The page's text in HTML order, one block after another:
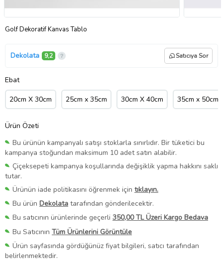
Golf Dekoratif Kanvas Tablo
Dekolata 9,2 Satıcıya Sor
Ebat
20cm X 30cm 25cm x 35cm 30cm X 40cm 35cm x 50cm
Ürün Özeti
Bu ürünün kampanyalı satışı stoklarla sınırlıdır. Bir tüketici bu
kampanya stoğundan maksimum 10 adet satın alabilir.
Çiçeksepeti kampanya koşullarında değişiklik yapma hakkını saklı
tutar.
Ürünün iade politikasını öğrenmek için tıklayın.
Bu ürün Dekolata tarafından gönderilecektir.
Bu satıcının ürünlerinde geçerli 350,00 TL Üzeri Kargo Bedava
Bu Satıcının Tüm Ürünlerini Görüntüle
Ürün sayfasında gördüğünüz fiyat bilgileri, satıcı tarafından
belirlenmektedir.